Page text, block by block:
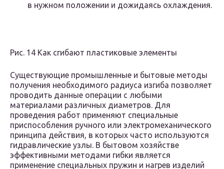
в нужном положении и дожидаясь охлаждения.
Рис. 14 Как сгибают пластиковые элементы
Существующие промышленные и бытовые методы
получения необходимого радиуса изгиба позволяет
проводить данные операции с любыми
материалами различных диаметров. Для
проведения работ применяют специальные
приспособления ручного или электромеханического
принципа действия, в которых часто используются
гидравлические узлы. В бытовом хозяйстве
эффективными методами гибки является
применение специальных пружин и нагрев изделий